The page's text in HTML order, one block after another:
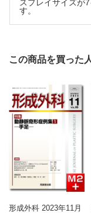
（山本將史ほか
外国文献抄訳
スプレイサイズが
す。
この商品を買った
形成外科 2023年11月